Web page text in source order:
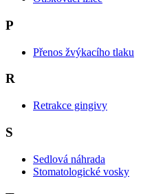
P
Přenos žvýkacího tlaku
R
Retrakce gingivy
S
Sedlová náhrada
Stomatologické vosky